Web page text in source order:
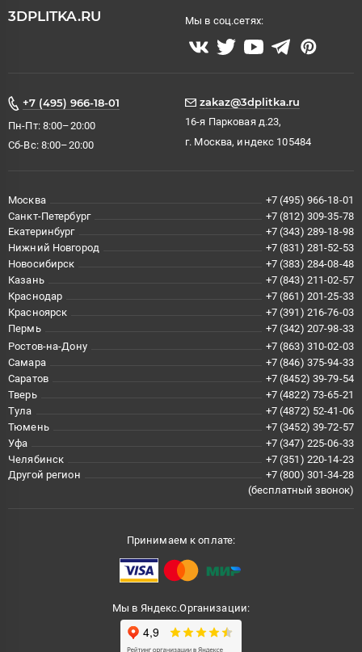
3DPLITKA.RU Мы в соц.сетях:
+7 (495) 966-18-01
Пн-Пт: 8:00–20:00
Сб-Вс: 8:00–20:00
zakaz@3dplitka.ru
16-я Парковая д.23,
г. Москва, индекс 105484
Москва
+7 (495) 966-18-01
Санкт-Петербург
+7 (812) 309-35-78
Екатеринбург
+7 (343) 289-18-98
Нижний Новгород
+7 (831) 281-52-53
Новосибирск
+7 (383) 284-08-48
Казань
+7 (843) 211-02-57
Краснодар
+7 (861) 201-25-33
Красноярск
+7 (391) 216-76-03
Пермь
+7 (342) 207-98-33
Ростов-на-Дону
+7 (863) 310-02-03
Самара
+7 (846) 375-94-33
Саратов
+7 (8452) 39-79-54
Тверь
+7 (4822) 73-65-21
Тула
+7 (4872) 52-41-06
Тюмень
+7 (3452) 39-72-57
Уфа
+7 (347) 225-06-33
Челябинск
+7 (351) 220-14-23
Другой регион
+7 (800) 301-34-28
(бесплатный звонок)
Принимаем к оплате:
Мы в Яндекс.Организации: